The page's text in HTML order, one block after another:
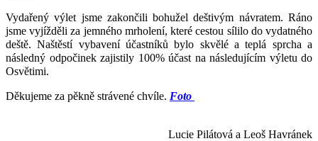
Vydařený výlet jsme zakončili bohužel deštivým návratem. Ráno
jsme vyjížděli za jemného mrholení, které cestou sílilo do vydatného
deště. Naštěstí vybavení účastníků bylo skvělé a teplá sprcha a
následný odpočinek zajistily 100% účast na následujícím výletu do
Osvětimi.
Děkujeme za pěkně strávené chvíle. Foto
Lucie Pilátová a Leoš Havránek